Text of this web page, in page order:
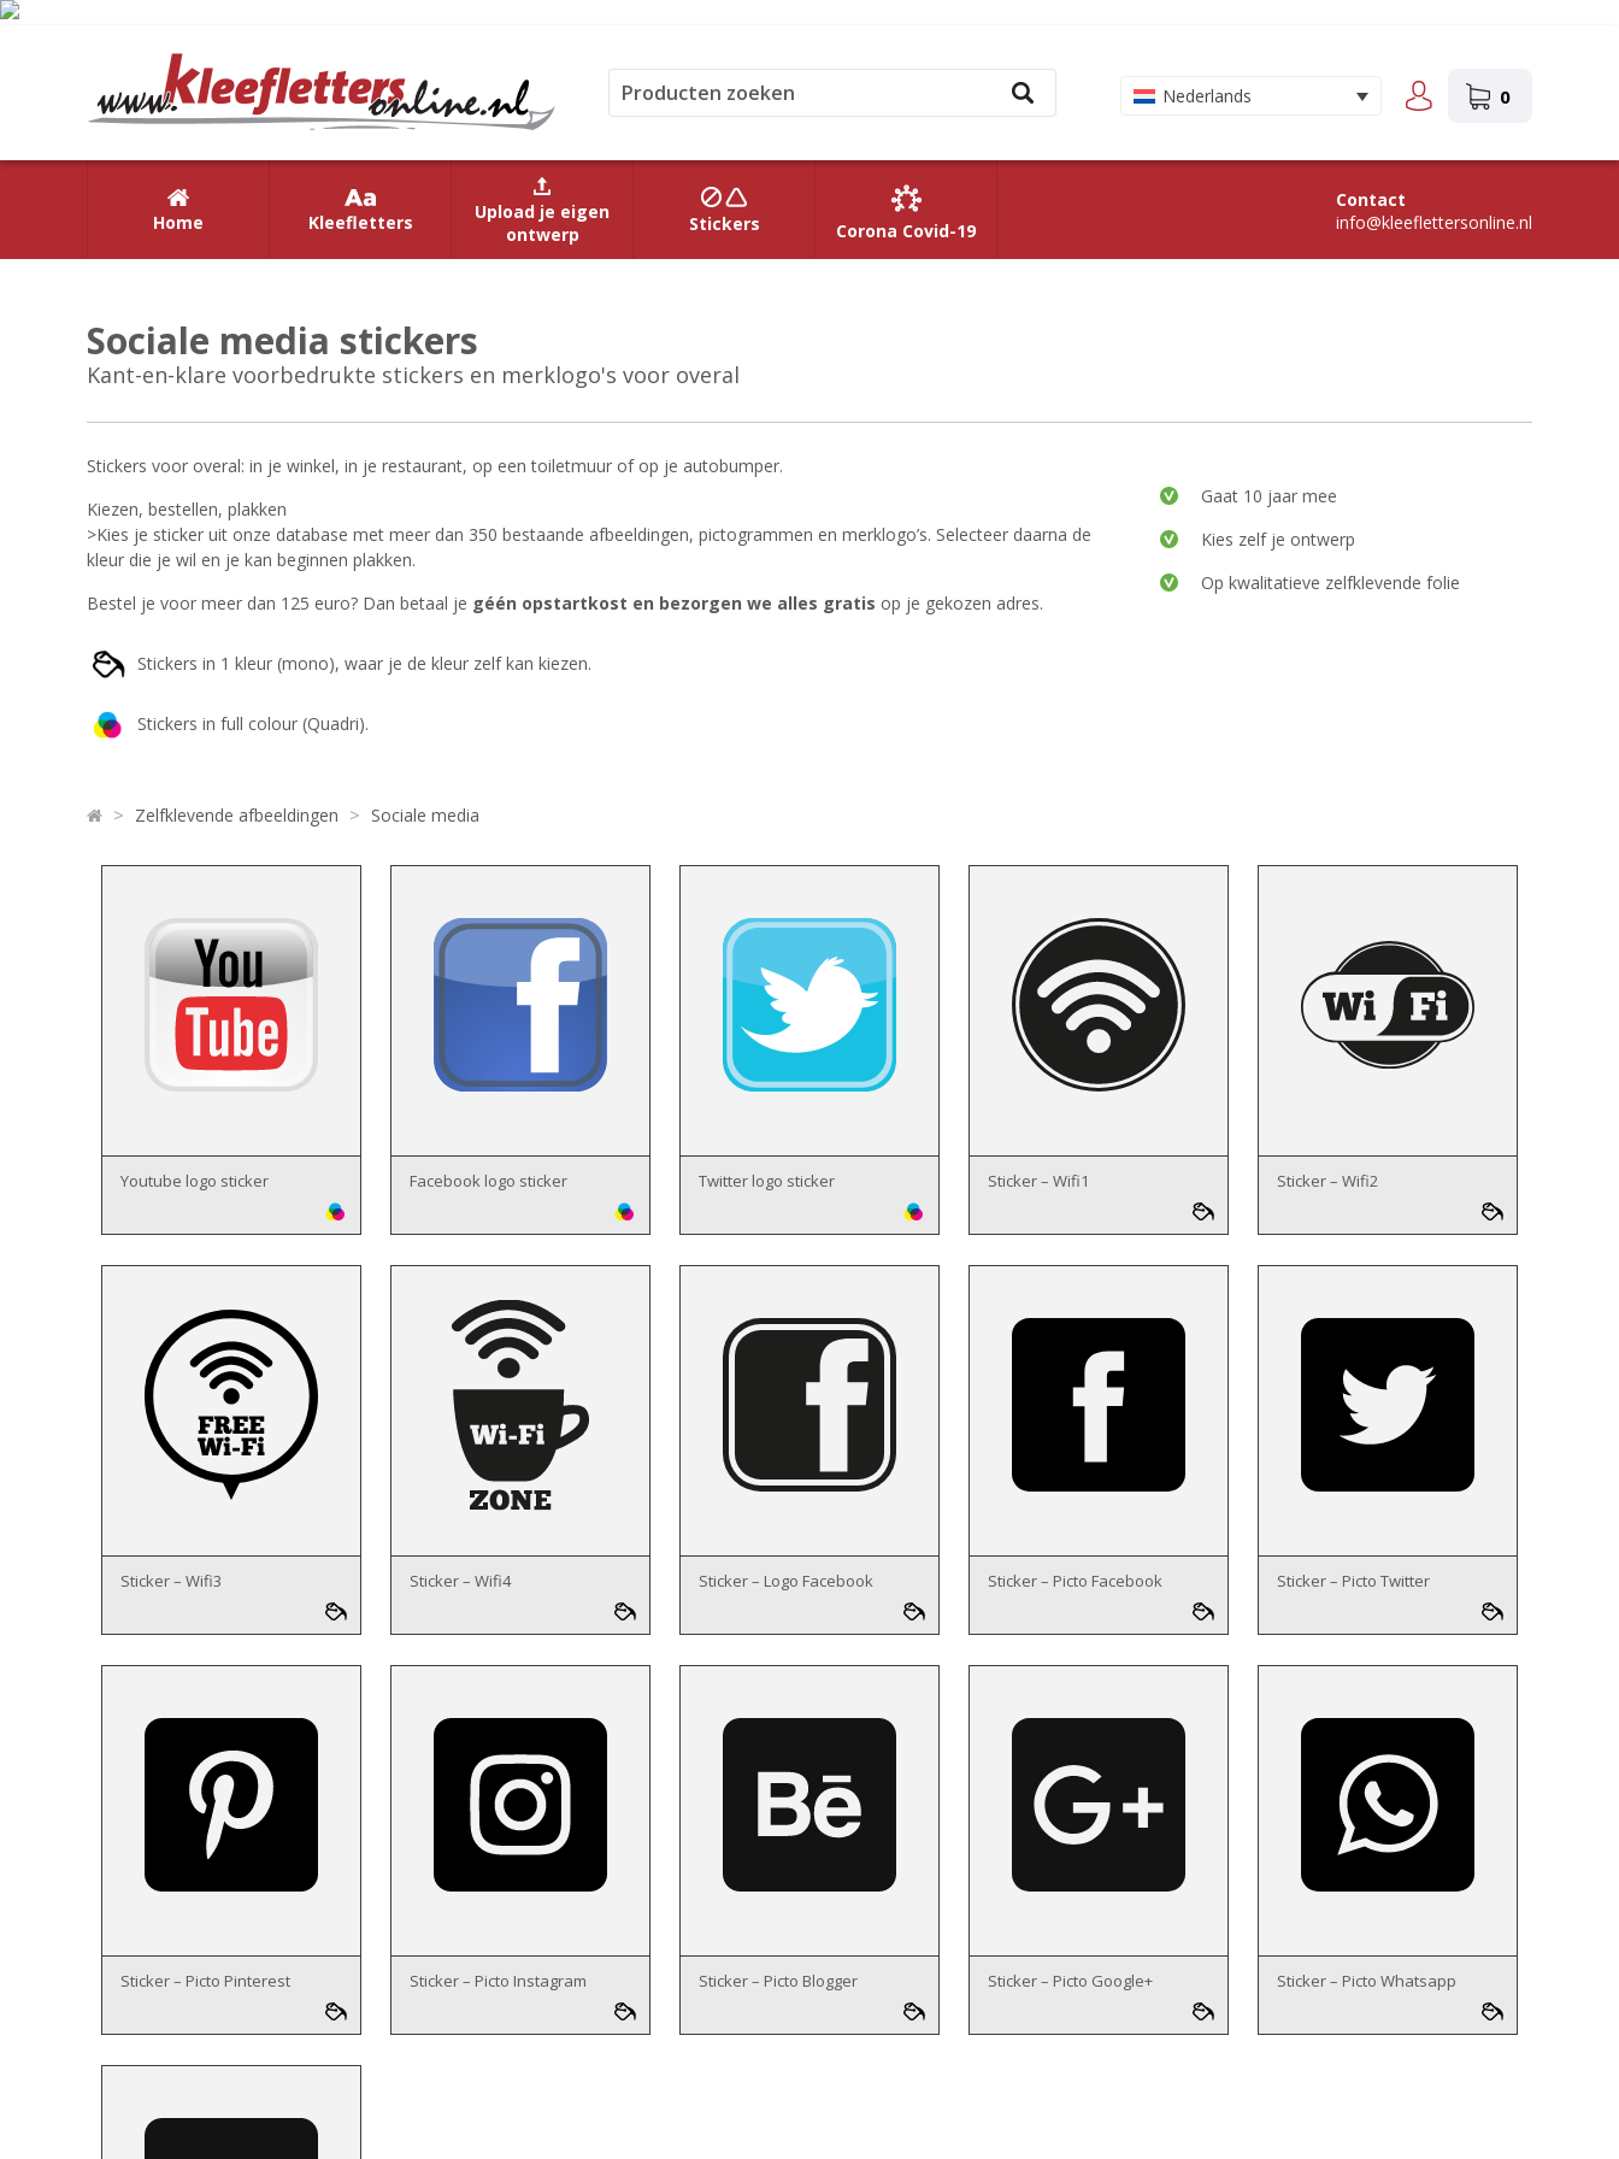
Nederlands 0
Home Kleefletters
Upload je eigen
ontwerp
Stickers Corona Covid-19
Contact
info@kleeflettersonline.nl
Sociale media stickers
Kant-en-klare voorbedrukte stickers en merklogo's voor overal
Stickers voor overal: in je winkel, in je restaurant, op een toiletmuur of op je autobumper.
Kiezen, bestellen, plakken
>Kies je sticker uit onze database met meer dan 350 bestaande afbeeldingen, pictogrammen en merklogo’s. Selecteer daarna de
kleur die je wil en je kan beginnen plakken.
Bestel je voor meer dan 125 euro? Dan betaal je géén opstartkost en bezorgen we alles gratis op je gekozen adres.
Stickers in 1 kleur (mono), waar je de kleur zelf kan kiezen.
Stickers in full colour (Quadri).
Gaat 10 jaar mee
Kies zelf je ontwerp
Op kwalitatieve zelfklevende folie
> Zelfklevende afbeeldingen > Sociale media
Youtube logo sticker Facebook logo sticker Twitter logo sticker Sticker – Wifi1 Sticker – Wifi2
Sticker – Wifi3 Sticker – Wifi4 Sticker – Logo Facebook Sticker – Picto Facebook Sticker – Picto Twitter
Sticker – Picto Pinterest Sticker – Picto Instagram Sticker – Picto Blogger Sticker – Picto Google+ Sticker – Picto Whatsapp